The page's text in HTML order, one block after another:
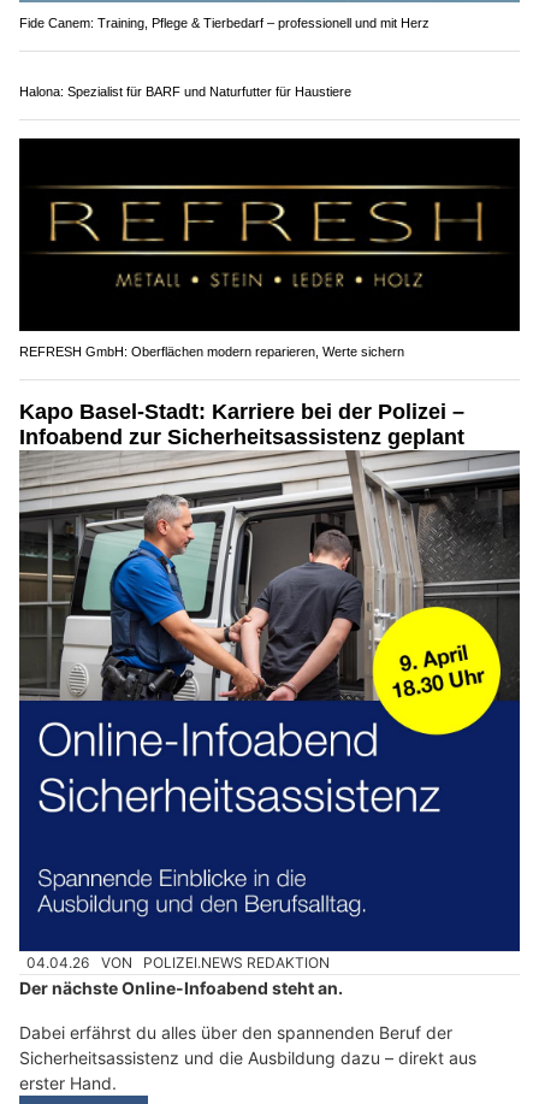
Fide Canem: Training, Pflege & Tierbedarf – professionell und mit Herz
Halona: Spezialist für BARF und Naturfutter für Haustiere
REFRESH GmbH: Oberflächen modern reparieren, Werte sichern
Kapo Basel-Stadt: Karriere bei der Polizei –
Infoabend zur Sicherheitsassistenz geplant